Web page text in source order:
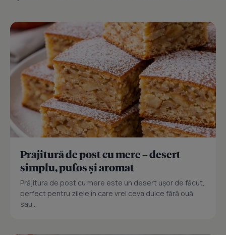
Prajitură de post cu mere – desert
simplu, pufos și aromat
Prăjitura de post cu mere este un desert ușor de făcut,
perfect pentru zilele în care vrei ceva dulce fără ouă
sau...